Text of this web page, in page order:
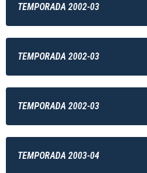
TEMPORADA 2002-03
TEMPORADA 2002-03
TEMPORADA 2002-03
TEMPORADA 2003-04